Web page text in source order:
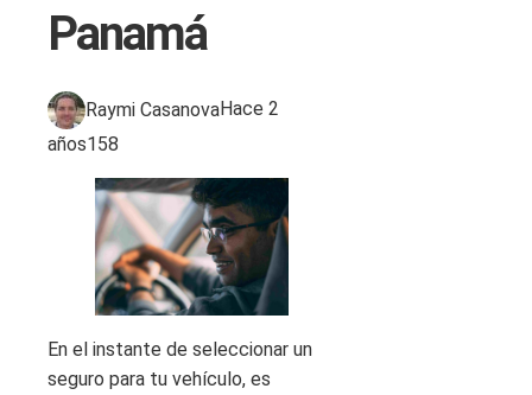
Panamá
Raymi CasanovaHace 2
años158
En el instante de seleccionar un
seguro para tu vehículo, es